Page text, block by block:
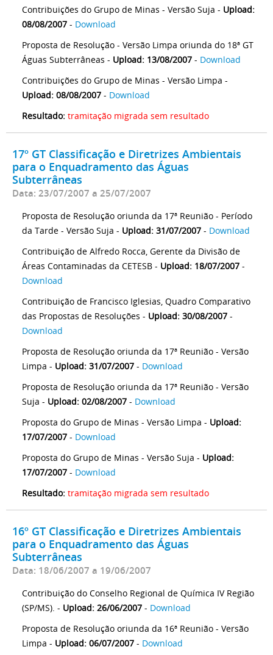
Contribuições do Grupo de Minas - Versão Suja - Upload:
08/08/2007 - Download
Proposta de Resolução - Versão Limpa oriunda do 18ª GT
Águas Subterrâneas - Upload: 13/08/2007 - Download
Contribuições do Grupo de Minas - Versão Limpa -
Upload: 08/08/2007 - Download
Resultado: tramitação migrada sem resultado
17º GT Classificação e Diretrizes Ambientais
para o Enquadramento das Águas
Subterrâneas
Data: 23/07/2007 a 25/07/2007
Proposta de Resolução oriunda da 17ª Reunião - Período
da Tarde - Versão Suja - Upload: 31/07/2007 - Download
Contribuição de Alfredo Rocca, Gerente da Divisão de
Áreas Contaminadas da CETESB - Upload: 18/07/2007 -
Download
Contribuição de Francisco Iglesias, Quadro Comparativo
das Propostas de Resoluções - Upload: 30/08/2007 -
Download
Proposta de Resolução oriunda da 17ª Reunião - Versão
Limpa - Upload: 31/07/2007 - Download
Proposta de Resolução oriunda da 17ª Reunião - Versão
Suja - Upload: 02/08/2007 - Download
Proposta do Grupo de Minas - Versão Limpa - Upload:
17/07/2007 - Download
Proposta do Grupo de Minas - Versão Suja - Upload:
17/07/2007 - Download
Resultado: tramitação migrada sem resultado
16º GT Classificação e Diretrizes Ambientais
para o Enquadramento das Águas
Subterrâneas
Data: 18/06/2007 a 19/06/2007
Contribuição do Conselho Regional de Química IV Região
(SP/MS). - Upload: 26/06/2007 - Download
Proposta de Resolução oriunda da 16ª Reunião - Versão
Limpa - Upload: 06/07/2007 - Download